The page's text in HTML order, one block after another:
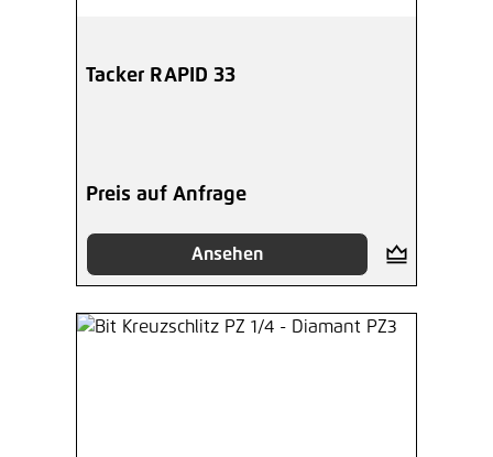
Tacker RAPID 33
Preis auf Anfrage
Ansehen